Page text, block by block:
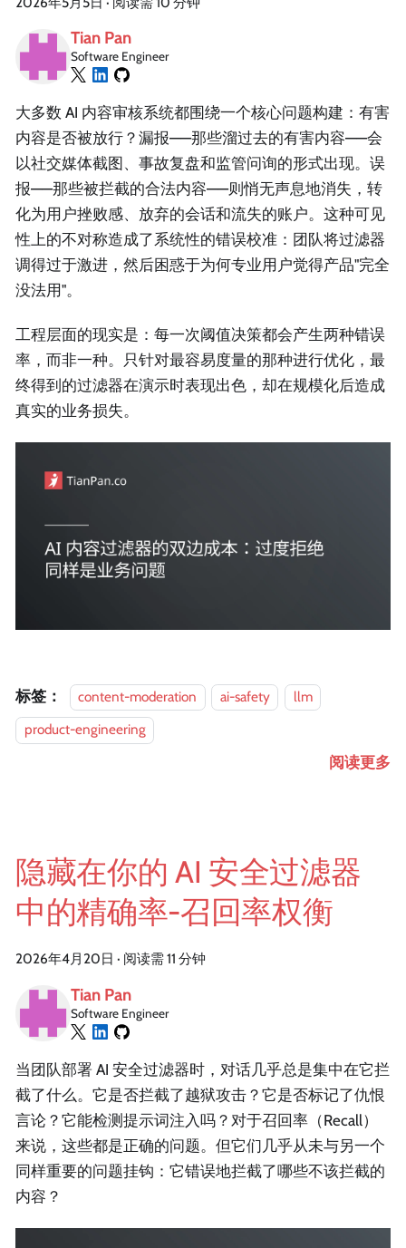
Tian Pan
Software Engineer
大多数 AI 内容审核系统都围绕一个核心问题构建：有害
内容是否被放行？漏报——那些溜过去的有害内容——会
以社交媒体截图、事故复盘和监管问询的形式出现。误
报——那些被拦截的合法内容——则悄无声息地消失，转
化为用户挫败感、放弃的会话和流失的账户。这种可见
性上的不对称造成了系统性的错误校准：团队将过滤器
调得过于激进，然后困惑于为何专业用户觉得产品"完全
没法用"。
工程层面的现实是：每一次阈值决策都会产生两种错误
率，而非一种。只针对最容易度量的那种进行优化，最
终得到的过滤器在演示时表现出色，却在规模化后造成
真实的业务损失。
标签： content-moderation ai-safety
llm
product-engineering
阅读更多
隐藏在你的 AI 安全过滤器
中的精确率-召回率权衡
2026年4月20日 · 阅读需 11 分钟
Tian Pan
Software Engineer
当团队部署 AI 安全过滤器时，对话几乎总是集中在它拦
截了什么。它是否拦截了越狱攻击？它是否标记了仇恨
言论？它能检测提示词注入吗？对于召回率（Recall）
来说，这些都是正确的问题。但它们几乎从未与另一个
同样重要的问题挂钩：它错误地拦截了哪些不该拦截的
内容？